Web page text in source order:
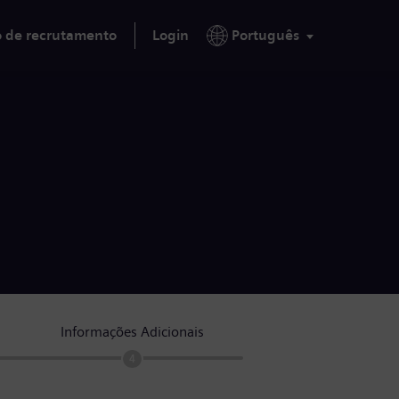
de recrutamento Login Português
Informações Adicionais